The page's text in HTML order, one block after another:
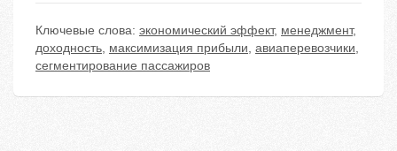
Ключевые слова: экономический эффект, менеджмент,
доходность, максимизация прибыли, авиаперевозчики,
сегментирование пассажиров